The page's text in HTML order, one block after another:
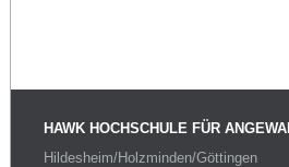
HAWK HOCHSCHULE FÜR
Hildesheim/Holzminden/Göttingen